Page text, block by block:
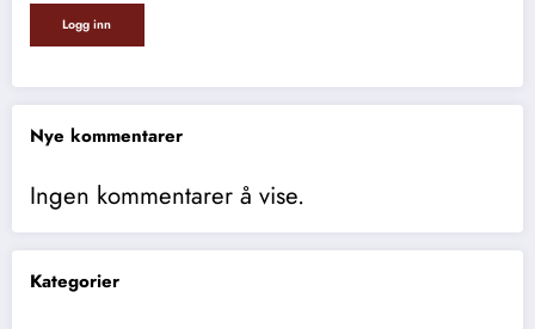
Nye kommentarer
Ingen kommentarer å vise.
Kategorier